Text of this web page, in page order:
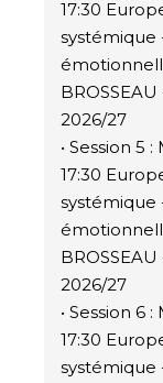
17:30
systémique
2026/27
• Session 5
17:30
systémique
2026/27
• Session 6
17:30
systémique